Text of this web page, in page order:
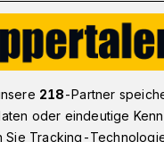
barrierefrei“ Freitag
218-Partner
oder eindeutige
Sie Tracking-